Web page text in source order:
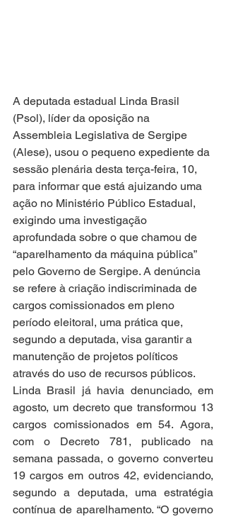
A deputada estadual Linda Brasil
(Psol), líder da oposição na
Assembleia Legislativa de Sergipe
(Alese), usou o pequeno expediente da
sessão plenária desta terça-feira, 10,
para informar que está ajuizando uma
ação no Ministério Público Estadual,
exigindo uma investigação
aprofundada sobre o que chamou de
“aparelhamento da máquina pública”
pelo Governo de Sergipe. A denúncia
se refere à criação indiscriminada de
cargos comissionados em pleno
período eleitoral, uma prática que,
segundo a deputada, visa garantir a
manutenção de projetos políticos
através do uso de recursos públicos.
Linda Brasil já havia denunciado, em
agosto, um decreto que transformou 13
cargos comissionados em 54. Agora,
com o Decreto 781, publicado na
semana passada, o governo converteu
19 cargos em outros 42, evidenciando,
segundo a deputada, uma estratégia
contínua de aparelhamento. “O governo